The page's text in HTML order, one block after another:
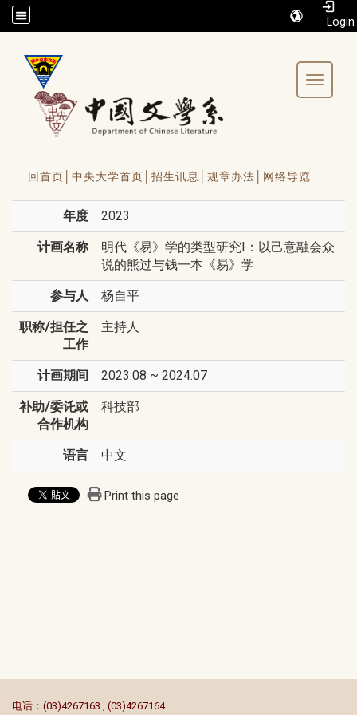
/accesskey"" title="Toolbar">:::
Toggle
回首页│ 中央大学首页│ 招生讯息│ 规章办法│ 网络导览
年度 2023
计画名称
明代《易》学的类型研究I：以己意融会众
说的熊过与钱一本《易》学
参与人 杨自平
职称/担任之
工作
主持人
计画期间 2023.08 ~ 2024.07
补助/委讬或
合作机构
科技部
语言 中文
Print this page
电话：(03)4267163 , (03)4267164